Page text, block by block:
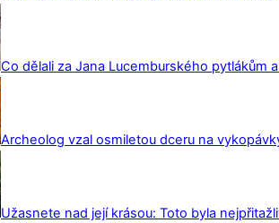
Co dělali za Jana Lucemburského pytlákům
Archeolog vzal osmiletou dceru na
Užasnete nad její krásou: Toto byla